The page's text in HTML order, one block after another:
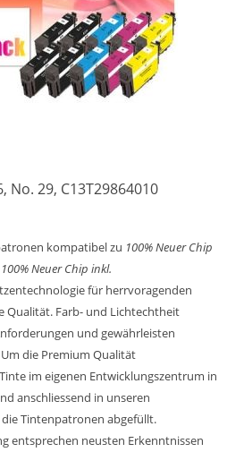
No. 29, C13T29864010
kompatibel zu 100% Neuer Chip
100% Neuer Chip inkl.
für herrvoragenden
Qualität. Farb- und Lichtechtheit
und gewährleisten
die Premium Qualität
im eigenen Entwicklungszentrum in
anschliessend in unseren
Tintenpatronen abgefüllt.
entsprechen neusten Erkenntnissen